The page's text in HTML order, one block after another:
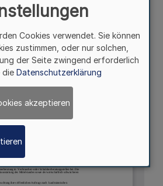
Cookies verwendet. Sie können
zustimmen, oder nur solchen,
der Seite zwingend erforderlich
die Datenschutzerklärung
akzeptieren